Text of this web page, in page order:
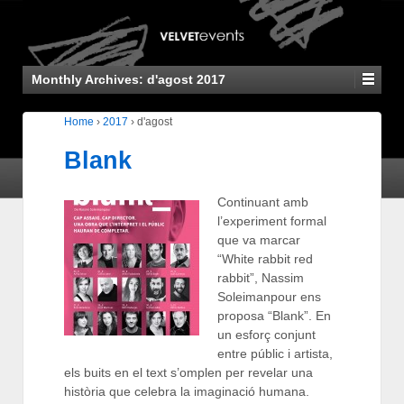
Monthly Archives: d'agost 2017
Home › 2017 › d'agost
Blank
Continuant amb
l’experiment formal
que va marcar
“White rabbit red
rabbit”, Nassim
Soleimanpour ens
proposa “Blank”. En
un esforç conjunt
entre públic i artista,
els buits en el text s’omplen per revelar una
història que celebra la imaginació humana.